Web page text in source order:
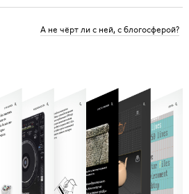
А не чёрт ли с ней, с блогосферой?